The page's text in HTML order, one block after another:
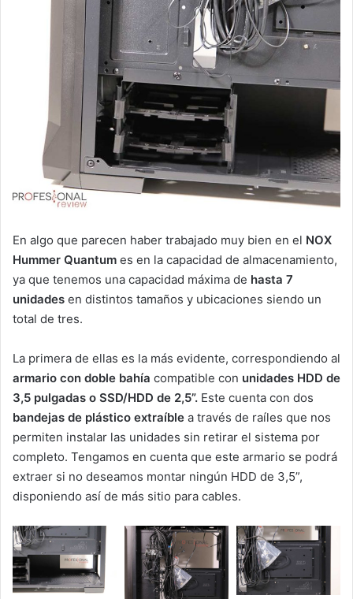
En algo que parecen haber trabajado muy bien en el NOX
Hummer Quantum es en la capacidad de almacenamiento,
ya que tenemos una capacidad máxima de hasta 7
unidades en distintos tamaños y ubicaciones siendo un
total de tres.
La primera de ellas es la más evidente, correspondiendo al
armario con doble bahía compatible con unidades HDD de
3,5 pulgadas o SSD/HDD de 2,5”. Este cuenta con dos
bandejas de plástico extraíble a través de raíles que nos
permiten instalar las unidades sin retirar el sistema por
completo. Tengamos en cuenta que este armario se podrá
extraer si no deseamos montar ningún HDD de 3,5”,
disponiendo así de más sitio para cables.